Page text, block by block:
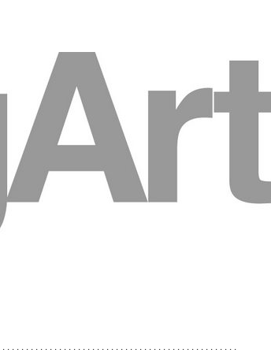
. . . . . . . . . . . . . . . . . . . . . . . . . . . . . . . . . . . . . . . . . . . . . . . . .